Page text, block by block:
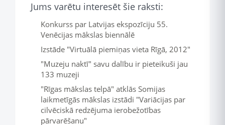
Jums varētu interesēt šie raksti:
Konkurss par Latvijas ekspozīciju 55.
Venēcijas mākslas biennālē
Izstāde "Virtuālā piemiņas vieta Rīgā, 2012"
"Muzeju naktī" savu dalību ir pieteikuši jau
133 muzeji
"Rīgas mākslas telpā" atklās Somijas
laikmetīgās mākslas izstādi "Variācijas par
cilvēciskā redzējuma ierobežotības
pārvarēšanu"